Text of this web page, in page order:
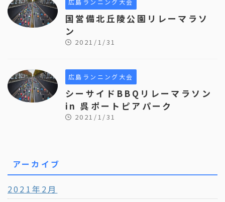
広島ランニング大会
国営備北丘陵公園リレーマラソ
ン
2021/1/31
広島ランニング大会
シーサイドBBQリレーマラソン
in 呉ポートピアパーク
2021/1/31
アーカイブ
2021年2月